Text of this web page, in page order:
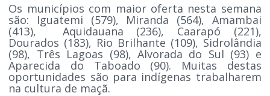
Os municípios com maior oferta nesta semana
são: Iguatemi (579), Miranda (564), Amambai
(413), Aquidauana (236), Caarapó (221),
Dourados (183), Rio Brilhante (109), Sidrolândia
(98), Três Lagoas (98), Alvorada do Sul (93) e
Aparecida do Taboado (90). Muitas destas
oportunidades são para indígenas trabalharem
na cultura de maçã.